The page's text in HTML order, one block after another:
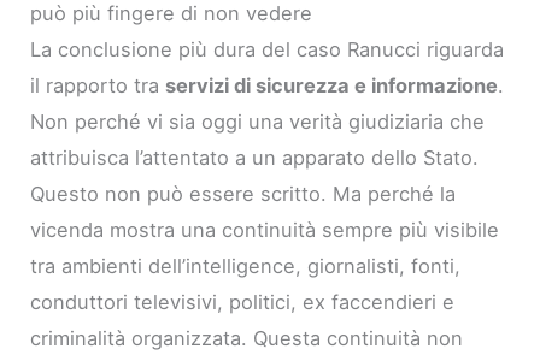
può più fingere di non vedere
La conclusione più dura del caso Ranucci riguarda
il rapporto tra servizi di sicurezza e informazione.
Non perché vi sia oggi una verità giudiziaria che
attribuisca l’attentato a un apparato dello Stato.
Questo non può essere scritto. Ma perché la
vicenda mostra una continuità sempre più visibile
tra ambienti dell’intelligence, giornalisti, fonti,
conduttori televisivi, politici, ex faccendieri e
criminalità organizzata. Questa continuità non